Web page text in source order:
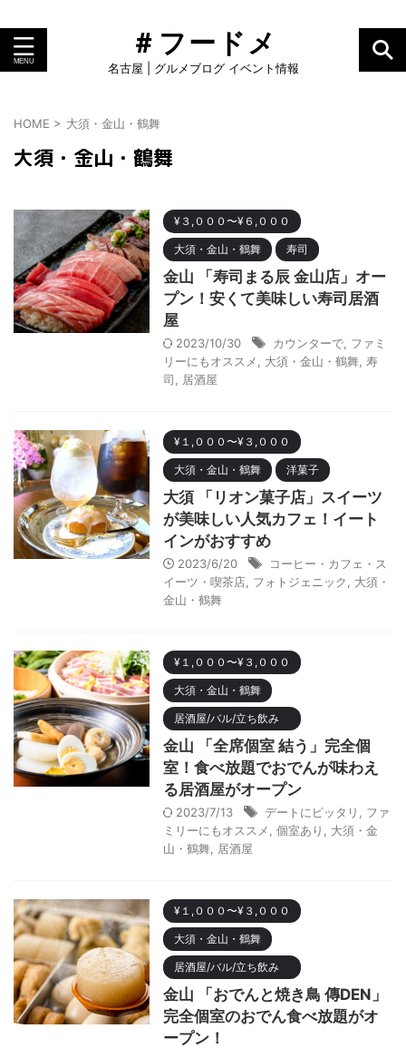
＃フードメ
名古屋 | グルメブログ イベント情報
HOME > 大須・金山・鶴舞
大須・金山・鶴舞
¥３,０００〜¥６,０００
大須・金山・鶴舞 寿司
金山 「寿司まる辰 金山店」オー
プン！安くて美味しい寿司居酒
屋
2023/10/30 カウンターで ファミ
リーにもオススメ
大須・金山・鶴舞 寿
司
居酒屋
¥１,０００〜¥３,０００
大須・金山・鶴舞 洋菓子
大須 「リオン菓子店」スイーツ
が美味しい人気カフェ！イート
インがおすすめ
2023/6/20
コーヒー・カフェ・ス
イーツ・喫茶店 フォトジェニック
大須・
金山・鶴舞
¥１,０００〜¥３,０００
大須・金山・鶴舞
居酒屋/バル/立ち飲み
金山 「全席個室 結う」完全個
室！食べ放題でおでんが味わえ
る居酒屋がオープン
2023/7/13 デートにピッタリ
ファ
ミリーにもオススメ
個室あり
大須・金
山・鶴舞
居酒屋
¥１,０００〜¥３,０００
大須・金山・鶴舞
居酒屋/バル/立ち飲み
金山 「おでんと焼き鳥 傳DEN」
完全個室のおでん食べ放題がオ
ープン！